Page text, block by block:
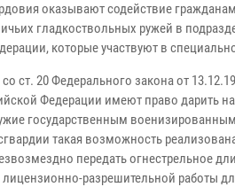
оказывают содействие
гладкоствольных ружей в
которые участвуют в
со ст. 20 Федерального закона от
Федерации имеют право дарить
государственным
такая возможность
передать огнестрельное
лицензионно-разрешительной работы